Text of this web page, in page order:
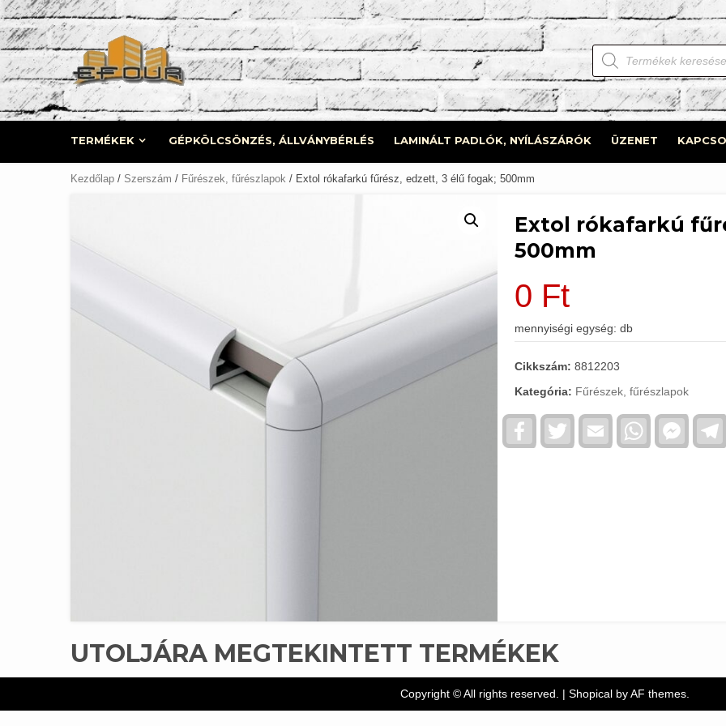
Skip
to
content
Products
search
TERMÉKEK GÉPKÖLCSÖNZÉS, ÁLLVÁNYBÉRLÉS LAMINÁLT PADLÓK, NYÍLÁSZÁRÓK ÜZENET
Kezdőlap / Szerszám / Fűrészek, fűrészlapok / Extol rókafarkú fűrész, edzett, 3 élű fogak; 500mm
Extol rókafarkú
500mm
0 Ft
mennyiségi egység: db
Cikkszám:8812203
Kategória: Fűrészek, fűrészlapok
FacebookTwitter Email WhatsApp
UTOLJÁRA MEGTEKINTETT TERMÉKEK
Copyright © All rights reserved. | Shopicalby AF themes.